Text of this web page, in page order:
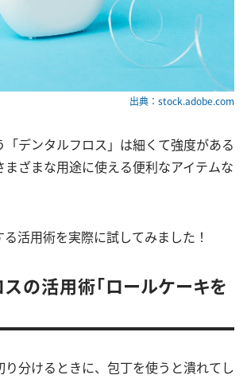
出典：stock.adobe.com
デンタルフロス」は細くて強度がある
まざまな用途に使える便利なアイテムな
活用術を実際に試してみました！
の活用術「ロールケーキを
り分けるときに、包丁を使うと潰れてし